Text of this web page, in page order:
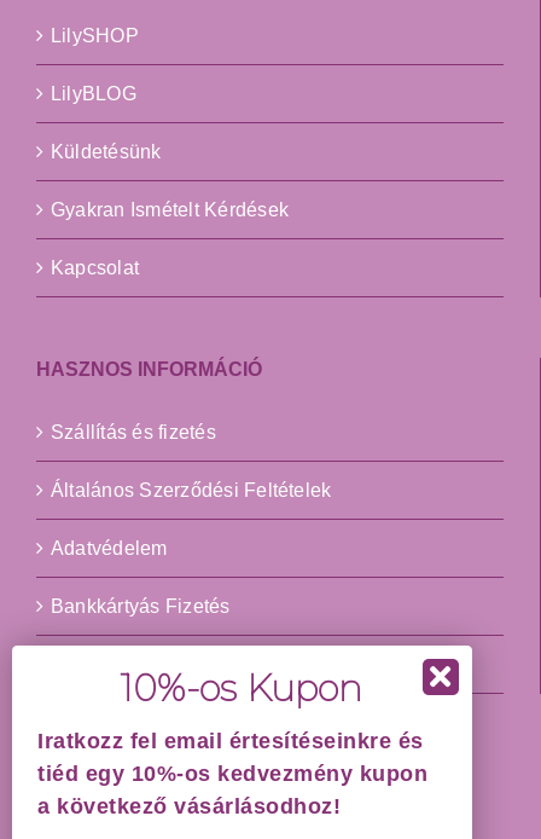
LilySHOP
LilyBLOG
Küldetésünk
Gyakran Ismételt Kérdések
Kapcsolat
HASZNOS INFORMÁCIÓ
Szállítás és fizetés
Általános Szerződési Feltételek
Adatvédelem
Bankkártyás Fizetés
HÁZHOZSZÁLLÍTÁS GARANCIÁVAL!
Iratkozz fel email értesítéseinkre és
tiéd egy 10%-os kedvezmény kupon
a következő vásárlásodhoz!